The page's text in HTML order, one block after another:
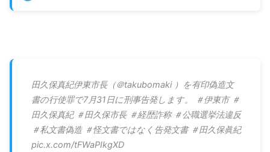
田久保真紀伊東市長（＠takubomaki ）を有印偽造文
書の行使罪で7月31日に刑事告発します。 ＃伊東市 ＃
田久保真紀 ＃田久保市長 ＃経歴詐称 ＃公職選挙法違反
＃私文書偽造 ＃怪文書ではなく告発文書 ＃田久保眞紀
pic.x.com/tFWaPIkgXD